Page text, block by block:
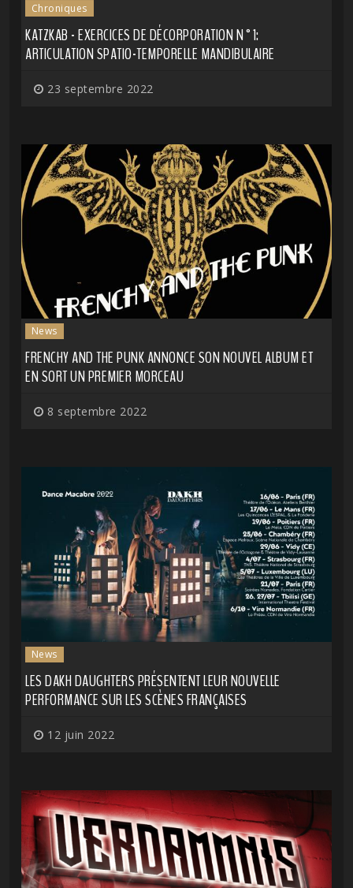
Chroniques
KATZKAB - EXERCICES DE DÉ​CORPORATION N​°​1:
ARTICULATION SPATIO​-​TEMPORELLE MANDIBULAIRE
23 septembre 2022
News
FRENCHY AND THE PUNK ANNONCE SON NOUVEL ALBUM ET
EN SORT UN PREMIER MORCEAU
8 septembre 2022
News
LES DAKH DAUGHTERS PRÉSENTENT LEUR NOUVELLE
PERFORMANCE SUR LES SCÈNES FRANÇAISES
12 juin 2022